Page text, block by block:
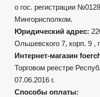
о гос. регистрации
Мингорисполком.
Юридический адрес:
Ольшевского 7, корп. 9
Интернет-магазин
Торговом реестре
07.06.2016 г.
Способы оплаты: